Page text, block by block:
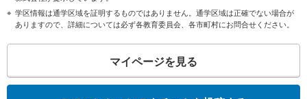
学区情報は通学区域を証明するものではありません。通学区域は正確でない場合が
ありますので、詳細については必ず各教育委員会、各市町村にお問合せください。
マイページを見る